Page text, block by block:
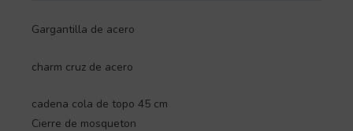
Gargantilla de acero
charm cruz de acero
cadena cola de topo 45 cm
Cierre de mosqueton